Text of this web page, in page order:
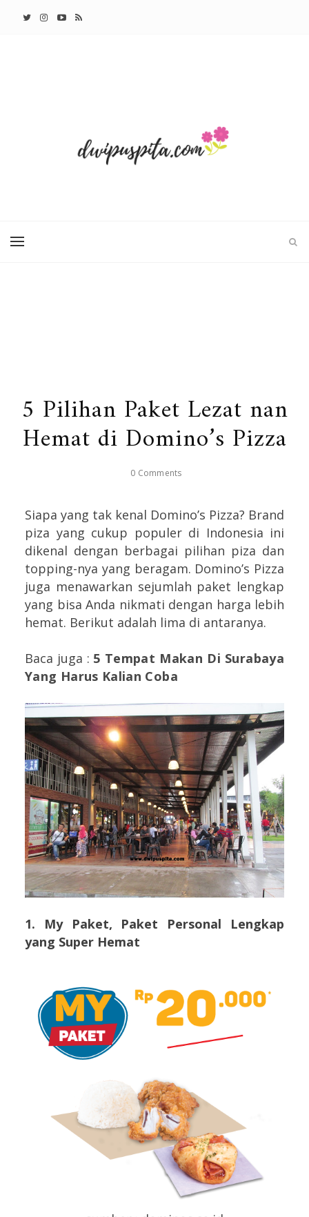
5 Pilihan Paket Lezat nan
Hemat di Domino’s Pizza
0 Comments
Siapa yang tak kenal Domino’s Pizza? Brand
piza yang cukup populer di Indonesia ini
dikenal dengan berbagai pilihan piza dan
topping-nya yang beragam. Domino’s Pizza
juga menawarkan sejumlah paket lengkap
yang bisa Anda nikmati dengan harga lebih
hemat. Berikut adalah lima di antaranya.
Baca juga : 5 Tempat Makan Di Surabaya
Yang Harus Kalian Coba
1. My Paket, Paket Personal Lengkap
yang Super Hemat